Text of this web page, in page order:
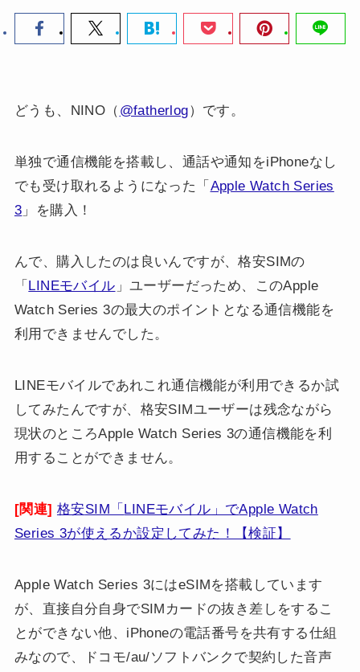
どうも、NINO（ @fatherlog）です。
単独で通信機能を搭載し、通話や通知をiPhoneなし
でも受け取れるようになった「 Apple Watch Series
3 」を購入！
んで、購入したのは良いんですが、格安SIMの
「 LINEモバイル 」ユーザーだっため、このApple
Watch Series 3の最大のポイントとなる通信機能を
利用できませんでした。
LINEモバイルであれこれ通信機能が利用できるか試
してみたんですが、格安SIMユーザーは残念ながら
現状のところApple Watch Series 3の通信機能を利
用することができません。
[関連] 格安SIM 「 LINEモバイル」でApple Watch
Series 3が使えるか設定してみた！【検証】
Apple Watch Series 3にはeSIMを搭載しています
が、直接自分自身でSIMカードの抜き差しをするこ
とができない他、iPhoneの電話番号を共有する仕組
みなので、ドコモ/au/ソフトバンクで契約した音声